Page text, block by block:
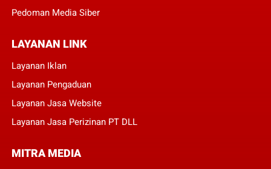
Pedoman Media Siber
LAYANAN LINK
Layanan Iklan
Layanan Pengaduan
Layanan Jasa Website
Layanan Jasa Perizinan PT DLL
MITRA MEDIA